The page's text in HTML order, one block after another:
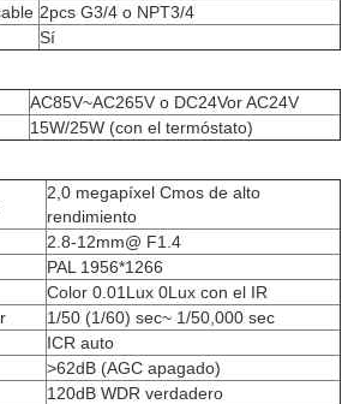
2pcs G3/4 o NPT3/4
Sí
AC85V~AC265V o DC24Vor AC24V
15W/25W (con el termóstato)
2,0 megapíxel Cmos de alto
rendimiento
2.8-12mm@ F1.4
PAL 1956*1266
Color 0.01Lux 0Lux con el IR
1/50 (1/60) sec~ 1/50,000 sec
ICR auto
>62dB (AGC apagado)
120dB WDR verdadero